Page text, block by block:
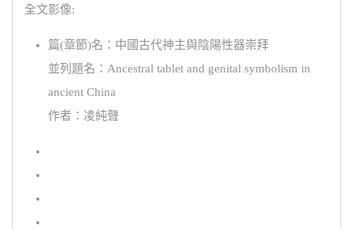
全文影像:
篇(章節)名：中國古代神主與陰陽性器崇拜
並列題名：Ancestral tablet and genital symbolism in
ancient China
作者：凌純聲